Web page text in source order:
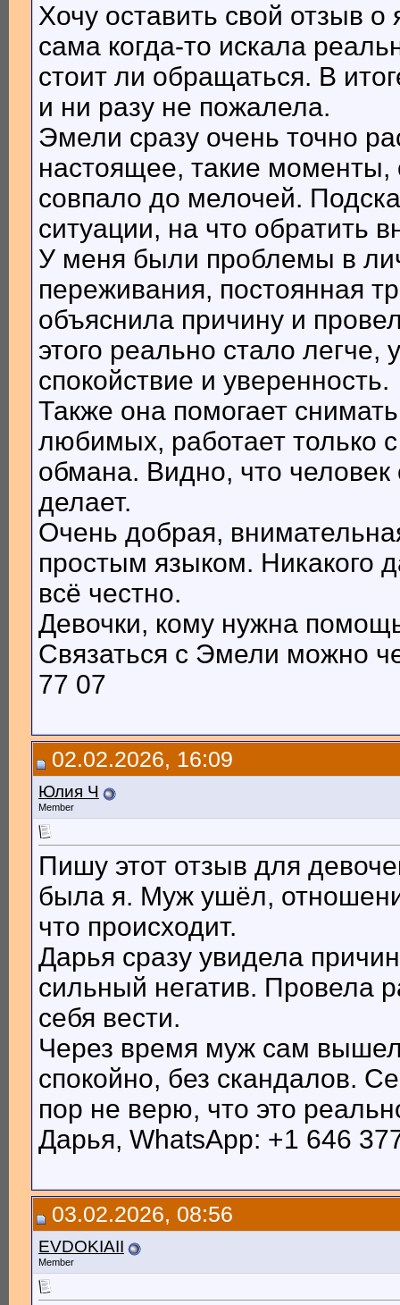
Хочу оставить свой отзыв
сама когда-то искала
стоит ли обращаться. В
и ни разу не пожалела.
Эмели сразу очень точно
настоящее, такие моменты,
совпало до мелочей.
ситуации, на что обратить
У меня были проблемы в
переживания, постоянная
объяснила причину и
этого реально стало легче,
спокойствие и уверенность.
Также она помогает
любимых, работает только
обмана. Видно, что
делает.
Очень добрая,
простым языком. Никакого
всё честно.
Девочки, кому нужна
Связаться с Эмели можно
77 07
02.02.2026, 16:09
Юлия Ч
Member
Пишу этот отзыв для
была я. Муж ушёл,
что происходит.
Дарья сразу увидела
сильный негатив. Провела
себя вести.
Через время муж сам вышел
спокойно, без скандалов.
пор не верю, что это
Дарья, WhatsApp: +1 646
03.02.2026, 08:56
EVDOKIAII
Member